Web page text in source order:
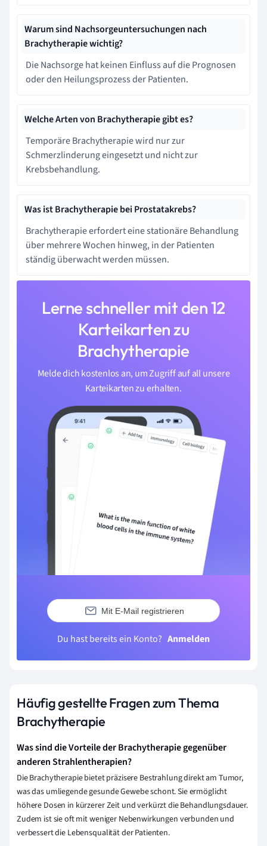
Warum sind Nachsorgeuntersuchungen nach
Brachytherapie wichtig?
Die Nachsorge hat keinen Einfluss auf die Prognosen
oder den Heilungsprozess der Patienten.
Welche Arten von Brachytherapie gibt es?
Temporäre Brachytherapie wird nur zur
Schmerzlinderung eingesetzt und nicht zur
Krebsbehandlung.
Was ist Brachytherapie bei Prostatakrebs?
Brachytherapie erfordert eine stationäre Behandlung
über mehrere Wochen hinweg, in der Patienten
ständig überwacht werden müssen.
Lerne schneller mit den 12
Karteikarten zu
Brachytherapie
Melde dich kostenlos an, um Zugriff auf all unsere
Karteikarten zu erhalten.
Mit E-Mail registrieren
Du hast bereits ein Konto? Anmelden
Häufig gestellte Fragen zum Thema
Brachytherapie
Was sind die Vorteile der Brachytherapie gegenüber
anderen Strahlentherapien?
Die Brachytherapie bietet präzisere Bestrahlung direkt am Tumor,
was das umliegende gesunde Gewebe schont. Sie ermöglicht
höhere Dosen in kürzerer Zeit und verkürzt die Behandlungsdauer.
Zudem ist sie oft mit weniger Nebenwirkungen verbunden und
verbessert die Lebensqualität der Patienten.